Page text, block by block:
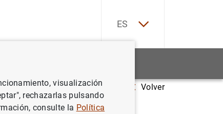
ES
monetary policy rule in the eurozone Volver
visualización
rechazarlas pulsando
consulte la Política